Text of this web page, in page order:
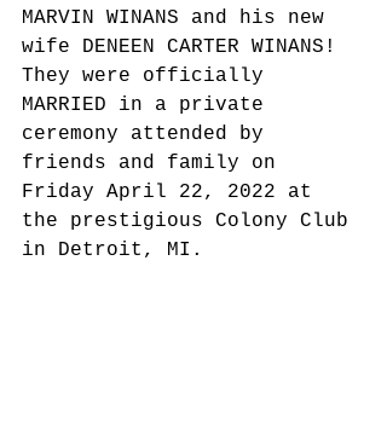
MARVIN WINANS and his new
wife DENEEN CARTER WINANS!
They were officially
MARRIED in a private
ceremony attended by
friends and family on
Friday April 22, 2022 at
the prestigious Colony Club
in Detroit, MI.